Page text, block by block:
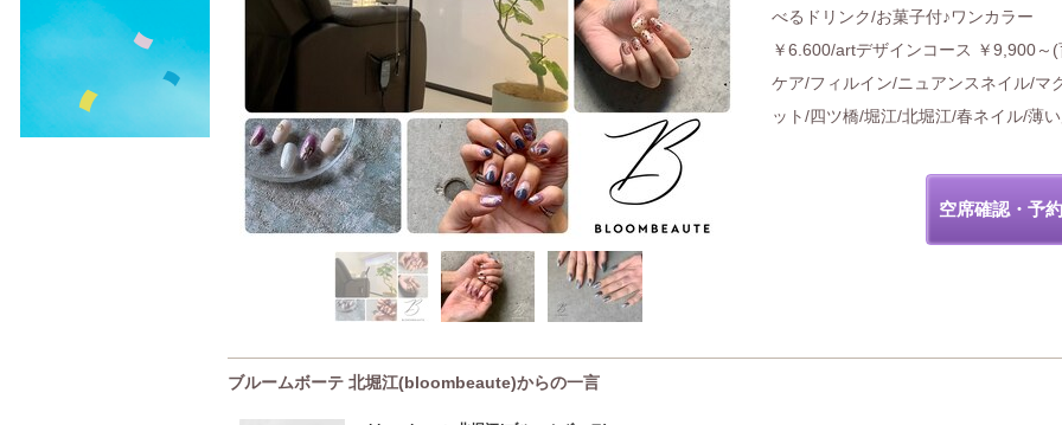
べるドリンク/お菓子付♪ワンカラー
￥6.600/artデザインコース ￥9,900～(
ケア/フィルイン/ニュアンスネイル/マ
ット/四ツ橋/堀江/北堀江/春ネイル/薄
空席確認・予
ブルームボーテ 北堀江(bloombeaute)からの一言